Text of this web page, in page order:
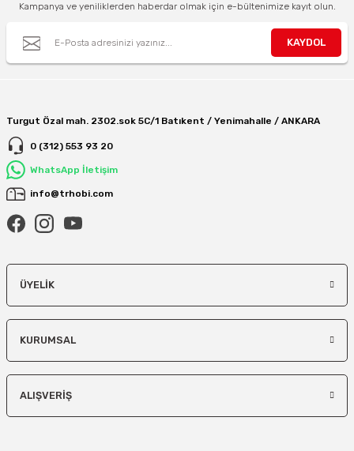
Kampanya ve yeniliklerden haberdar olmak için e-bültenimize kayıt olun.
KAYDOL
Turgut Özal mah. 2302.sok 5C/1 Batıkent / Yenimahalle / ANKARA
0 (312) 553 93 20
WhatsApp İletişim
info@trhobi.com
ÜYELIK
KURUMSAL
ALIŞVERIŞ